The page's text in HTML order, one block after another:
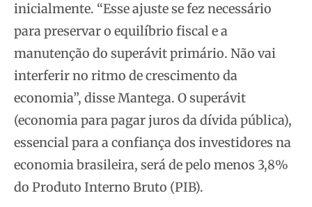
inicialmente. “Esse ajuste se fez necessário
para preservar o equilíbrio fiscal e a
manutenção do superávit primário. Não vai
interferir no ritmo de crescimento da
economia”, disse Mantega. O superávit
(economia para pagar juros da dívida pública),
essencial para a confiança dos investidores na
economia brasileira, será de pelo menos 3,8%
do Produto Interno Bruto (PIB).